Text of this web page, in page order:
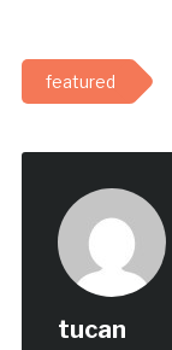
featured
tucan